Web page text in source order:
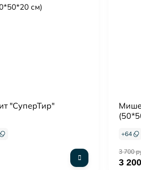
"СуперТир"
+64
3 700
3